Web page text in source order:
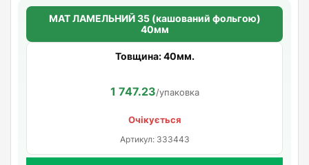
МАТ ЛАМЕЛЬНИЙ 35 (кашований фольгою)
40мм
Товщина: 40мм.
1 747.23/упаковка
Очікується
Артикул: 333443